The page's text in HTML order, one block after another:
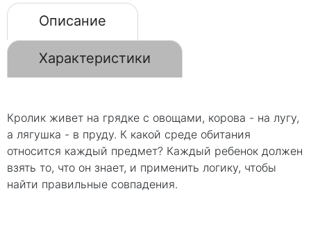
Описание
Характеристики
Кролик живет на грядке с овощами, корова - на лугу,
а лягушка - в пруду. К какой среде обитания
относится каждый предмет? Каждый ребенок должен
взять то, что он знает, и применить логику, чтобы
найти правильные совпадения.